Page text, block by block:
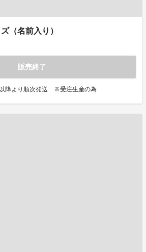
（名前入り）
販売終了
降より順次発送 ※受注生産の為